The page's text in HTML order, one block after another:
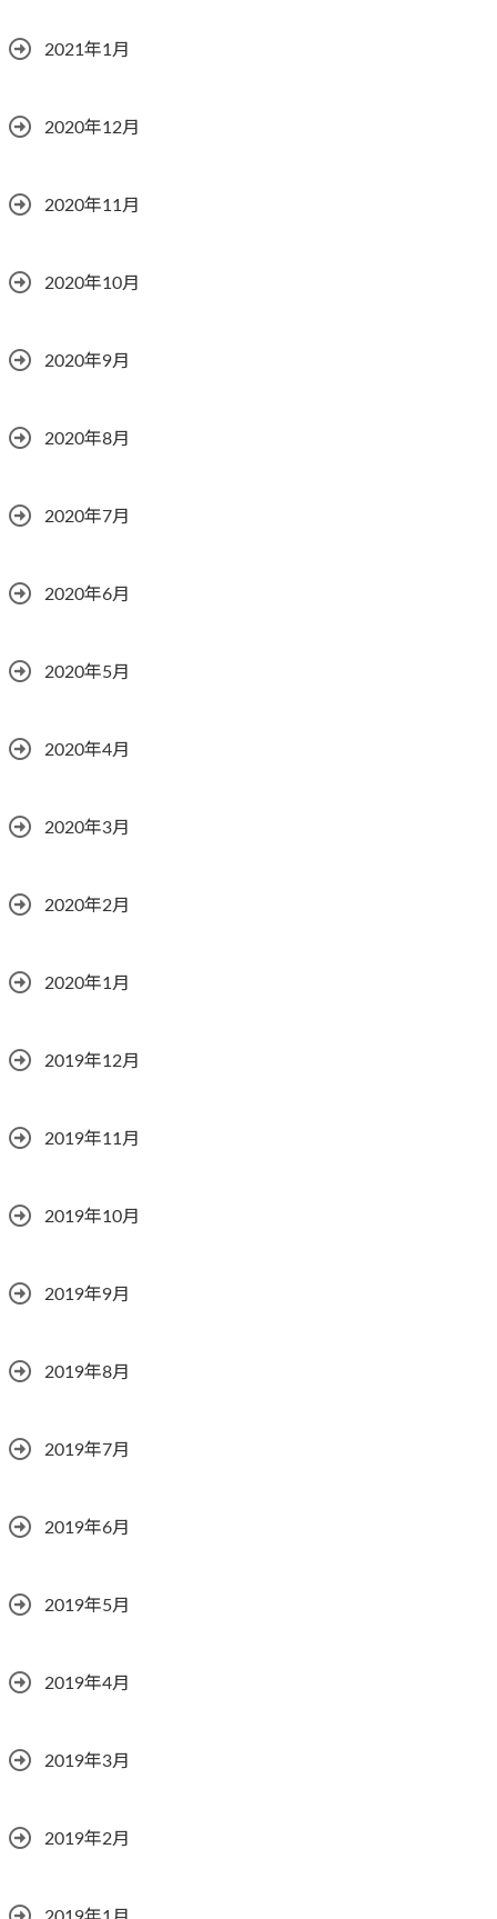
2021年1月
2020年12月
2020年11月
2020年10月
2020年9月
2020年8月
2020年7月
2020年6月
2020年5月
2020年4月
2020年3月
2020年2月
2020年1月
2019年12月
2019年11月
2019年10月
2019年9月
2019年8月
2019年7月
2019年6月
2019年5月
2019年4月
2019年3月
2019年2月